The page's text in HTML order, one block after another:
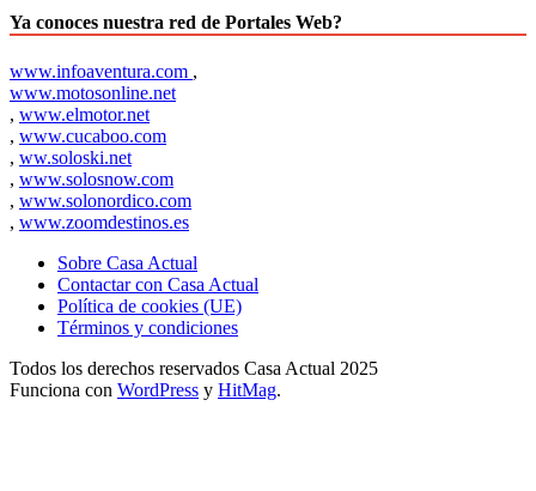
Ya conoces nuestra red de Portales Web?
www.infoaventura.com ,
www.motosonline.net
, www.elmotor.net
, www.cucaboo.com
, ww.soloski.net
, www.solosnow.com
, www.solonordico.com
, www.zoomdestinos.es
Sobre Casa Actual
Contactar con Casa Actual
Política de cookies (UE)
Términos y condiciones
Todos los derechos reservados Casa Actual 2025
Funciona con WordPress y HitMag.